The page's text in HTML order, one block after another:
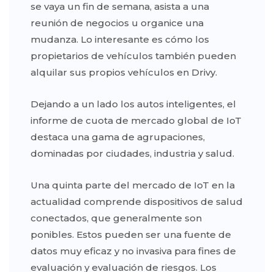
se vaya un fin de semana, asista a una
reunión de negocios u organice una
mudanza. Lo interesante es cómo los
propietarios de vehículos también pueden
alquilar sus propios vehículos en Drivy.
Dejando a un lado los autos inteligentes, el
informe de cuota de mercado global de IoT
destaca una gama de agrupaciones,
dominadas por ciudades, industria y salud.
Una quinta parte del mercado de IoT en la
actualidad comprende dispositivos de salud
conectados, que generalmente son
ponibles. Estos pueden ser una fuente de
datos muy eficaz y no invasiva para fines de
evaluación y evaluación de riesgos. Los